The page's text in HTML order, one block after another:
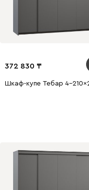
372 830
Шкаф-купе Тебар 4-